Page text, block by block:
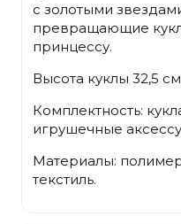
с золотыми
превращающие
принцессу.
Высота куклы 32,5
Комплектность:
игрушечные
Материалы:
текстиль.